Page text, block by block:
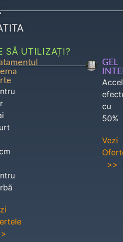
SĂ UTILIZAȚI?
GEL
cu
50%
Vezi
>>